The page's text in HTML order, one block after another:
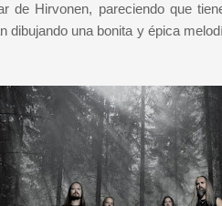
de Hirvonen, pareciendo que
dibujando una bonita y épica